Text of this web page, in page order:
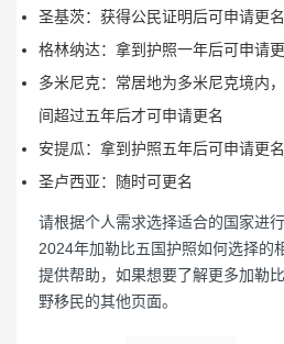
圣基茨：获得公民证明后可申请更名
格林纳达：拿到护照一年后可申请
多米尼克：常居地为多米尼克境内
间超过五年后才可申请更名
安提瓜：拿到护照五年后可申请更名
圣卢西亚：随时可更名
请根据个人需求选择适合的国家进
2024年加勒比五国护照如何选择的
提供帮助，如果想要了解更多加勒
野移民的其他页面。